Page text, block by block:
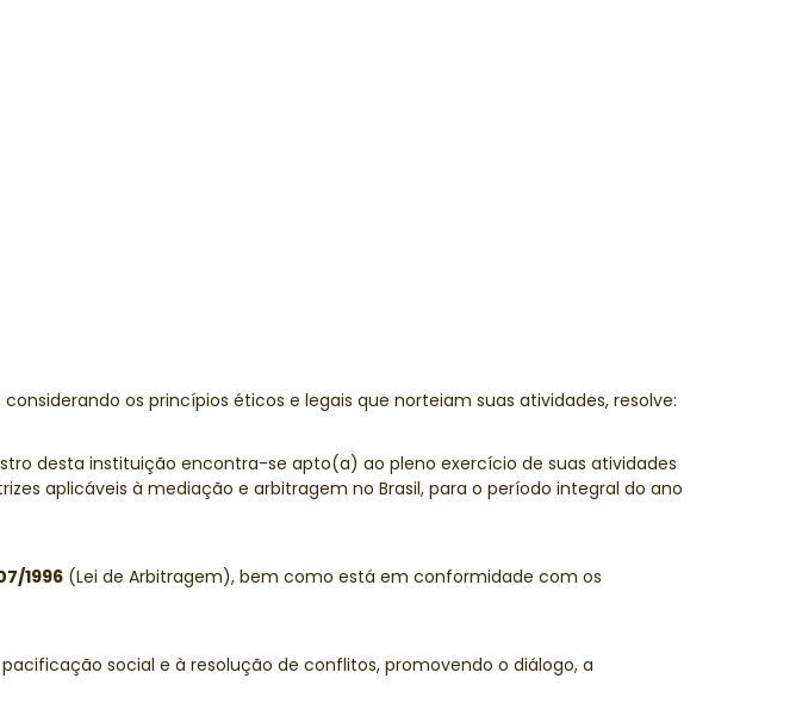
os princípios éticos e legais que norteiam suas atividades, resolve:
desta instituição encontra-se apto(a) ao pleno exercício de suas atividades
aplicáveis à mediação e arbitragem no Brasil, para o período integral do ano
1996 (Lei de Arbitragem), bem como está em conformidade com os
social e à resolução de conflitos, promovendo o diálogo, a